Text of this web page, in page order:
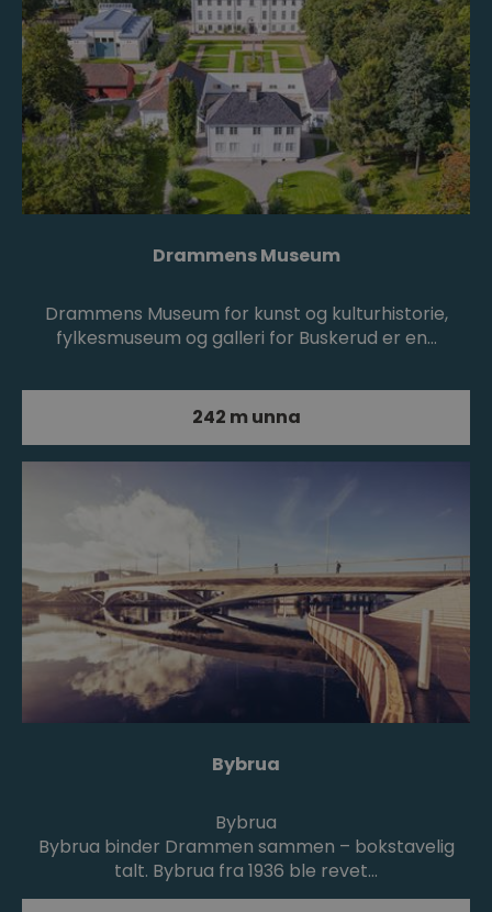
Drammens Museum
Drammens Museum for kunst og kulturhistorie,
fylkesmuseum og galleri for Buskerud er en…
242 m unna
Bybrua
Bybrua
Bybrua binder Drammen sammen – bokstavelig
talt. Bybrua fra 1936 ble revet…